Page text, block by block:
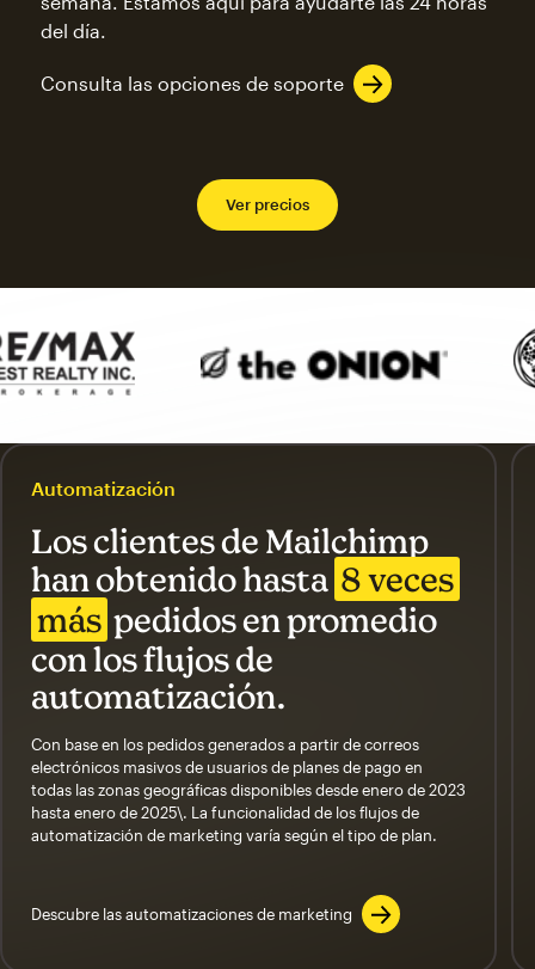
del día.
Consulta las opciones de soporte
Ver precios
Automatización
Los clientes de Mailchimp
han obtenido hasta 8 veces
más pedidos en promedio
con los flujos de
automatización.
Con base en los pedidos generados a partir de correos
electrónicos masivos de usuarios de planes de pago en
todas las zonas geográficas disponibles desde enero de 2023
hasta enero de 2025\. La funcionalidad de los flujos de
automatización de marketing varía según el tipo de plan.
Descubre las automatizaciones de marketing